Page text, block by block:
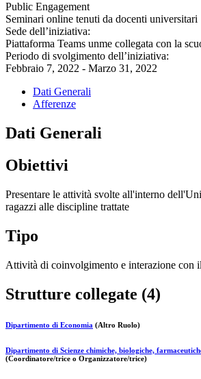
Public Engagement
Seminari online tenuti da docenti universitari
Sede dell’iniziativa:
Piattaforma Teams unme collegata con la
Periodo di svolgimento dell’iniziativa:
Febbraio 7, 2022 - Marzo 31, 2022
Dati Generali
Afferenze
Dati Generali
Obiettivi
Presentare le attività svolte all'interno
ragazzi alle discipline trattate
Tipo
Attività di coinvolgimento e interazione con
Strutture collegate (4)
Dipartimento di Economia (Altro Ruolo)
Dipartimento di Scienze chimiche, biologiche,
(Coordinatore/trice o Organizzatore/trice)